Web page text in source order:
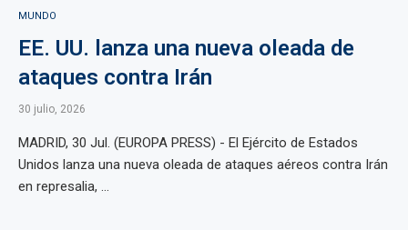
MUNDO
EE. UU. lanza una nueva oleada de
ataques contra Irán
30 julio, 2026
MADRID, 30 Jul. (EUROPA PRESS) - El Ejército de Estados
Unidos lanza una nueva oleada de ataques aéreos contra Irán
en represalia, ...